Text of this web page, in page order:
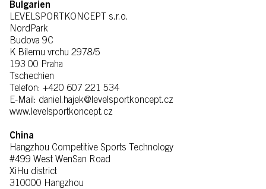
Bulgarien
LEVELSPORTKONCEPT s.r.o.
NordPark
Budova 9C
K Bílemu vrchu 2978/5
193 00 Praha
Tschechien
Telefon: +420 607 221 534
E-Mail: daniel.hajek@levelsportkoncept.cz
www.levelsportkoncept.cz
China
Hangzhou Competitive Sports Technology
#499 West WenSan Road
XiHu district
310000 Hangzhou